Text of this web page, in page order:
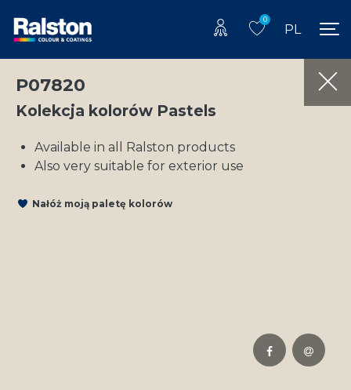
0
PL
P07820
Kolekcja kolorów Pastels
Available in all Ralston products
Also very suitable for exterior use
Nałóż moją paletę kolorów